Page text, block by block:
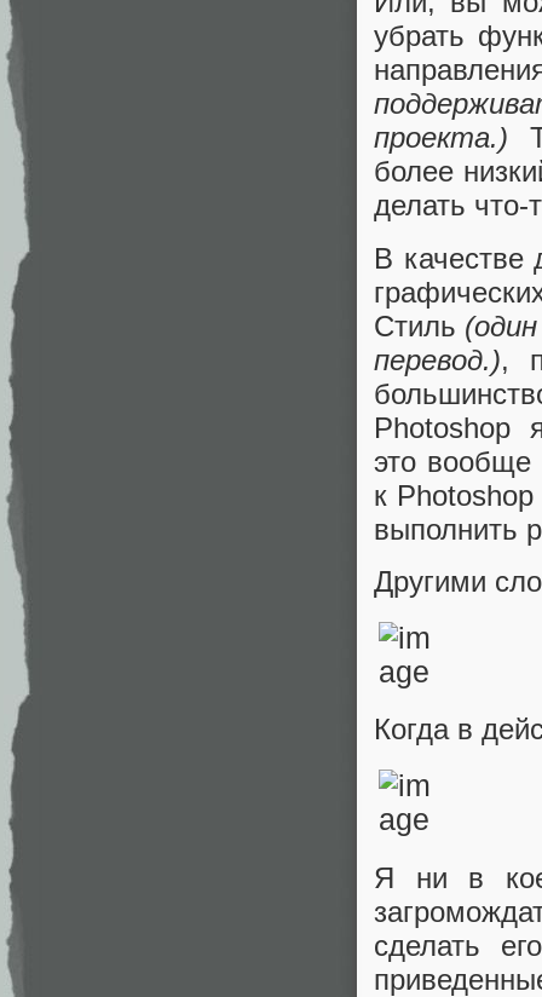
убрать
проекта.)
более
делать что-
В качестве
Стиль
перевод.),
Photoshop
это вообще
к
выполнить
Другими
Когда в
Я ни в
сделать